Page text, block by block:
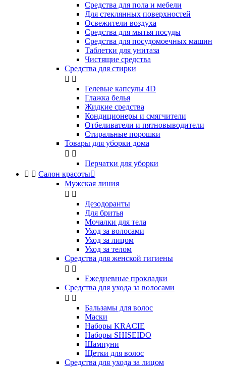
Cредства для пола и мебели
Для стеклянных поверхностей
Освежители воздуха
Средства для мытья посуды
Средства для посудомоечных машин
Таблетки для унитаза
Чистящие средства
Средства для стирки
 
Гелевые капсулы 4D
Глажка белья
Жидкие средства
Кондиционеры и смягчители
Отбеливатели и пятновыводители
Стиральные порошки
Товары для уборки дома
 
Перчатки для уборки
  Салон красоты
Мужская линия
 
Дезодоранты
Для бритья
Мочалки для тела
Уход за волосами
Уход за лицом
Уход за телом
Средства для женской гигиены
 
Ежедневные прокладки
Средства для ухода за волосами
 
Бальзамы для волос
Маски
Наборы KRACIE
Наборы SHISEIDO
Шампуни
Щетки для волос
Средства для ухода за лицом